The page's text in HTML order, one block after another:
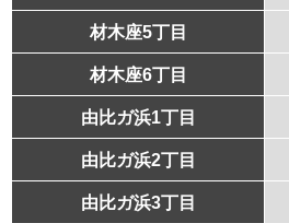
材木座5丁目
材木座6丁目
由比ガ浜1丁目
由比ガ浜2丁目
由比ガ浜3丁目